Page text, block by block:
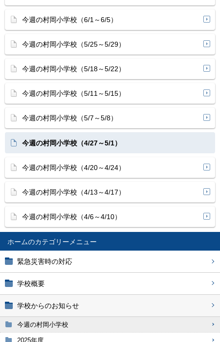
ホーム
緊急災害時の対応
学校概要
学校からのお知らせ
今週の村岡小学校
2025年度
今週の村岡小学校（6/1～6/5）
今週の村岡小学校（5/25～5/29）
今週の村岡小学校（5/18～5/22）
今週の村岡小学校（5/11～5/15）
今週の村岡小学校（5/7～5/8）
今週の村岡小学校（4/27～5/1）
今週の村岡小学校（4/20～4/24）
今週の村岡小学校（4/13～4/17）
今週の村岡小学校（4/6～4/10）